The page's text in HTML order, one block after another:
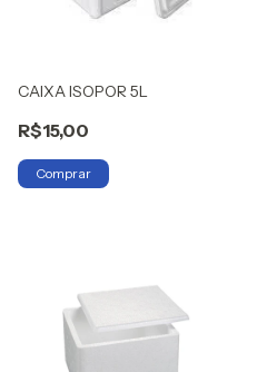
CAIXA ISOPOR 5L
R$15,00